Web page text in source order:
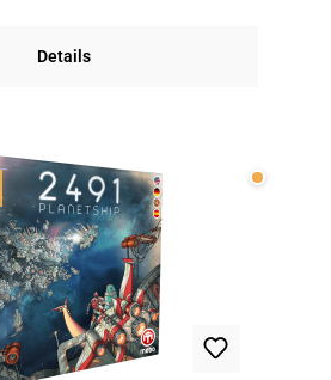
Details
Wenige